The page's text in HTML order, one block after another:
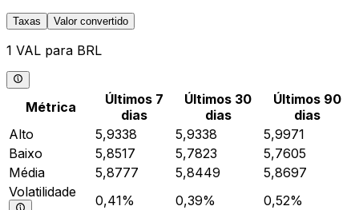
Taxas Valor convertido
1 VAL para BRL
Métrica
Últimos 7
dias
Últimos 30
dias
Últimos 90
dias
Alto
5,9338 5,9338
5,9971
Baixo
5,8517 5,7823
5,7605
Média
5,8777 5,8449
5,8697
Volatilidade
0,41% 0,39% 0,52%